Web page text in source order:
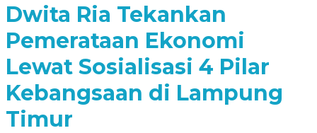
Dwita Ria Tekankan
Pemerataan Ekonomi
Lewat Sosialisasi 4 Pilar
Kebangsaan di Lampung
Timur